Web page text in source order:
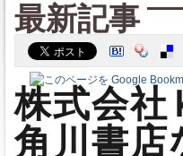
最新記事
株式会社
角川書店